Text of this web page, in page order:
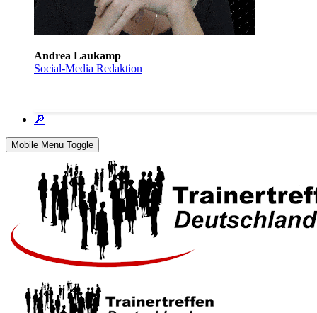
Andrea Laukamp
Social-Media Redaktion
🔎
Mobile Menu Toggle